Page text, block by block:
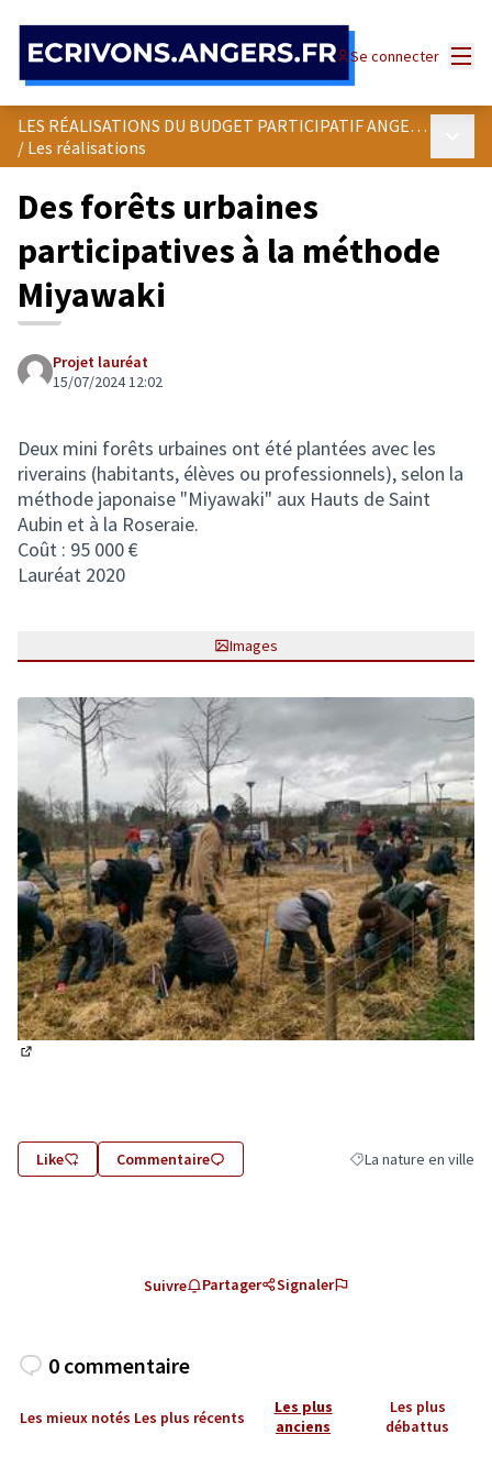
Se connecter
LES RÉALISATIONS DU BUDGET PARTICIPATIF ANGEVIN
/ Les réalisations
Des forêts urbaines
participatives à la méthode
Miyawaki
Projet lauréat
15/07/2024 12:02
Deux mini forêts urbaines ont été plantées avec les
riverains (habitants, élèves ou professionnels), selon la
méthode japonaise "Miyawaki" aux Hauts de Saint
Aubin et à la Roseraie.
Coût : 95 000 €
Lauréat 2020
Images
Like Commentaire Filtrer les résultats
La nature en ville
Suivre Partager Signaler
0 commentaire
Les mieux notés Les plus récents
Les plus
anciens
Les plus
débattus